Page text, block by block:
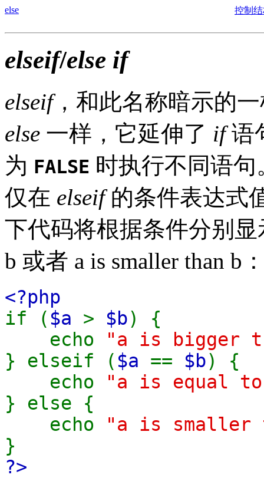
else 控制
elseif/else if
elseif，和此名称暗示的
else 一样，它延伸了 if语
为 FALSE 时执行不同语
仅在 elseif的条件表达式
下代码将根据条件分别
b 或者 a is smaller than b
<?php
if ( $a > $b) {
echo
"a is bigger
} elseif ( $a == $b) {
echo
"a is equal
} else {
echo
"a is smaller
}
?>